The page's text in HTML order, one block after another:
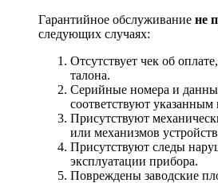
Гарантийное обслуживание не
следующих случаях:
Отсутствует чек об
талона.
Серийные номера и
соответствуют
Присутствуют
или механизмов
Присутствуют следы
эксплуатации прибора.
Повреждены заводские